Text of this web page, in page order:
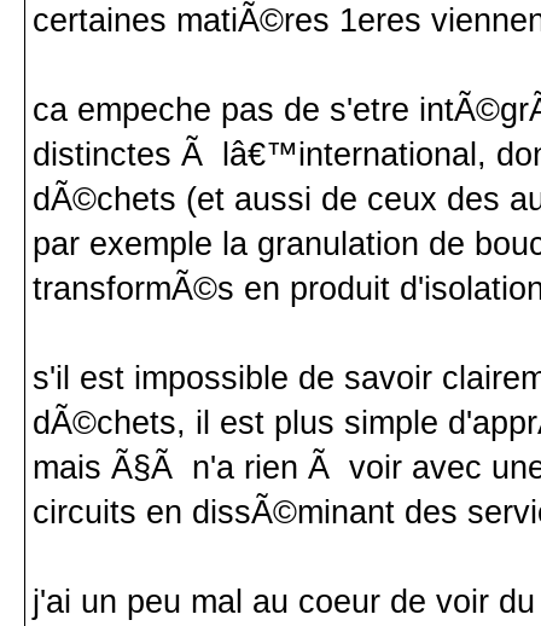
certaines matiÃ©res 1eres
ca empeche pas de s'etre
distinctes Ã lâ€™international,
dÃ©chets (et aussi de ceux des
par exemple la granulation de
transformÃ©s en produit
s'il est impossible de savoir
dÃ©chets, il est plus simple
mais Ã§Ã n'a rien Ã voir avec
circuits en dissÃ©minant des
j'ai un peu mal au coeur de voir